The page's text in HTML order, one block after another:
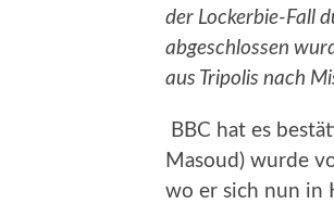
der Lockerbie-Fall
abgeschlossen
aus Tripolis nach
BBC hat es
Masoud) wurde
wo er sich nun in